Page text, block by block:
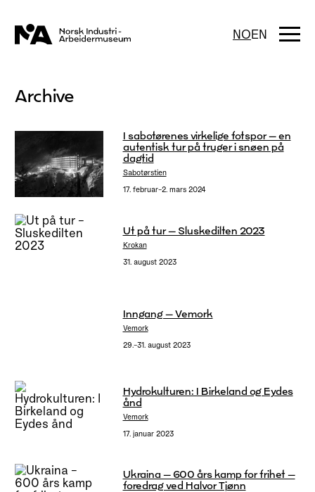
innhold
NOEN
Archive
I sabotørenes virkelige fotspor – en
autentisk tur på truger i snøen på
dagtid
Sabotørstien
17. februar–2. mars 2024
Ut på tur – Sluskedilten 2023
Krokan
31. august 2023
Inngang – Vemork
Vemork
29.–31. august 2023
Hydrokulturen: I Birkeland og Eydes
ånd
Vemork
17. januar 2023
Ukraina – 600 års kamp for frihet –
foredrag ved Halvor Tjønn